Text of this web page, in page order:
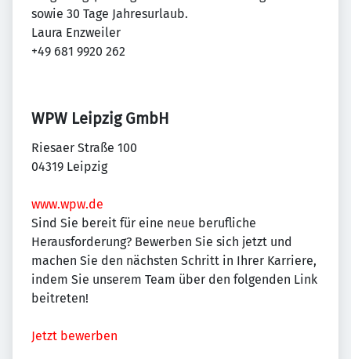
sowie 30 Tage Jahresurlaub.
Laura Enzweiler
+49 681 9920 262
WPW Leipzig GmbH
Riesaer Straße 100
04319 Leipzig
www.wpw.de
Sind Sie bereit für eine neue berufliche
Herausforderung? Bewerben Sie sich jetzt und
machen Sie den nächsten Schritt in Ihrer Karriere,
indem Sie unserem Team über den folgenden Link
beitreten!
Jetzt bewerben